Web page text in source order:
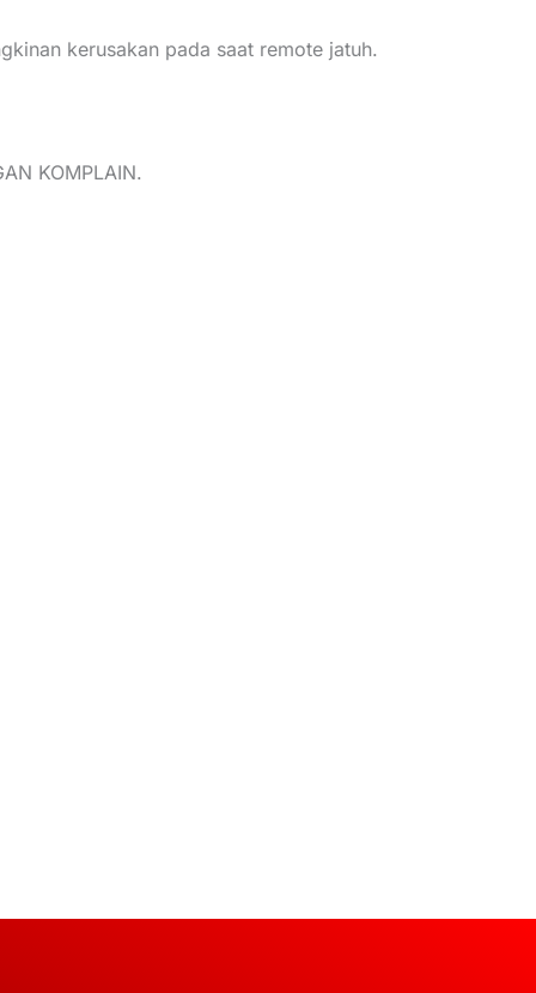
kerusakan pada saat remote jatuh.
KOMPLAIN.